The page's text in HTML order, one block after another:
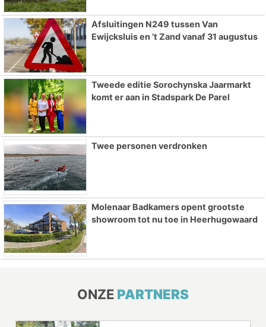
Afsluitingen N249 tussen Van
Ewijcksluis en ’t Zand vanaf 31 augustus
Tweede editie Sorochynska Jaarmarkt
komt er aan in Stadspark De Parel
Twee personen verdronken
Molenaar Badkamers opent grootste
showroom tot nu toe in Heerhugowaard
ONZE PARTNERS